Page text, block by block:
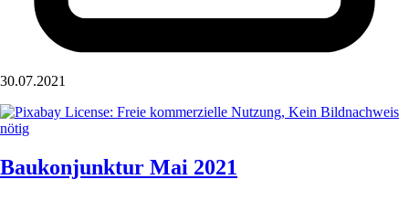
30.07.2021
Baukonjunktur Mai 2021